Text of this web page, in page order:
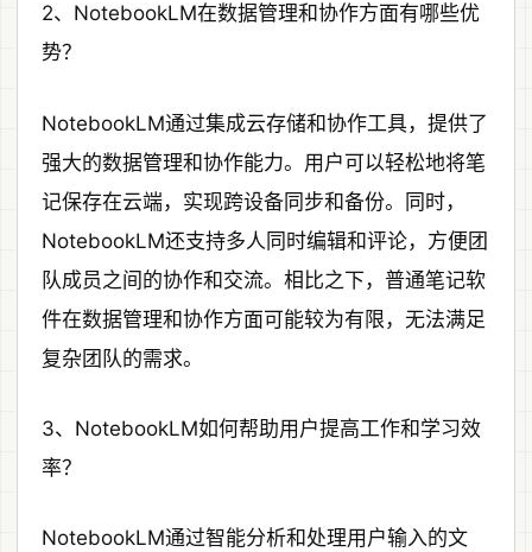
2、NotebookLM在数据管理和协作方面有哪些优
势？
NotebookLM通过集成云存储和协作工具，提供了
强大的数据管理和协作能力。用户可以轻松地将笔
记保存在云端，实现跨设备同步和备份。同时，
NotebookLM还支持多人同时编辑和评论，方便团
队成员之间的协作和交流。相比之下，普通笔记软
件在数据管理和协作方面可能较为有限，无法满足
复杂团队的需求。
3、NotebookLM如何帮助用户提高工作和学习效
率？
NotebookLM通过智能分析和处理用户输入的文